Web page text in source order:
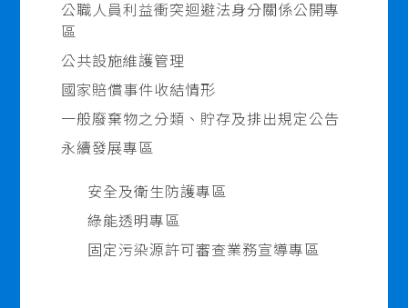
公職人員利益衝突迴避法身分關係公開專
區
公共設施維護管理
國家賠償事件收結情形
一般廢棄物之分類、貯存及排出規定公告
永續發展專區
安全及衛生防護專區
綠能透明專區
固定污染源許可審查業務宣導專區